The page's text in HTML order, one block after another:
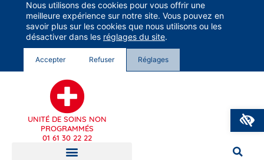
Groupe Vivalto Santé
Entre nous, la vie
UNITÉ DE SOINS NON
PROGRAMMÉS
01 61 30 22 22
Nous utilisons des cookies pour vous offrir une
meilleure expérience sur notre site. Vous pouvez en
savoir plus sur les cookies que nous utilisons ou les
désactiver dans les réglages du site.
Accepter Refuser Réglages